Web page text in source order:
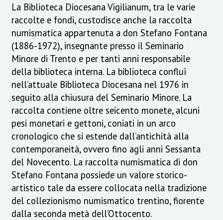
La Biblioteca Diocesana Vigilianum, tra le varie
raccolte e fondi, custodisce anche la raccolta
numismatica appartenuta a don Stefano Fontana
(1886-1972), insegnante presso il Seminario
Minore di Trento e per tanti anni responsabile
della biblioteca interna. La biblioteca confluì
nell’attuale Biblioteca Diocesana nel 1976 in
seguito alla chiusura del Seminario Minore. La
raccolta contiene oltre seicento monete, alcuni
pesi monetari e gettoni, coniati in un arco
cronologico che si estende dall’antichità alla
contemporaneità, ovvero fino agli anni Sessanta
del Novecento. La raccolta numismatica di don
Stefano Fontana possiede un valore storico-
artistico tale da essere collocata nella tradizione
del collezionismo numismatico trentino, fiorente
dalla seconda metà dell’Ottocento.